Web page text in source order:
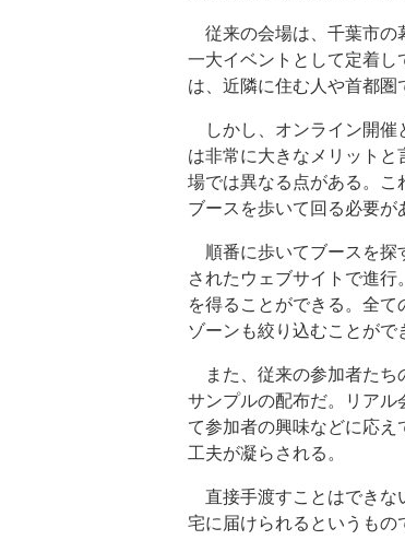
従来の会場は、千葉市の
一大イベントとして定着
は、近隣に住む人や首都圏
しかし、オンライン開催
は非常に大きなメリット
場では異なる点がある。
ブースを歩いて回る必要が
順番に歩いてブースを探
されたウェブサイトで進
を得ることができる。全
ゾーンも絞り込むことがで
また、従来の参加者たち
サンプルの配布だ。リアル
て参加者の興味などに応え
工夫が凝らされる。
直接手渡すことはできな
宅に届けられるというもの